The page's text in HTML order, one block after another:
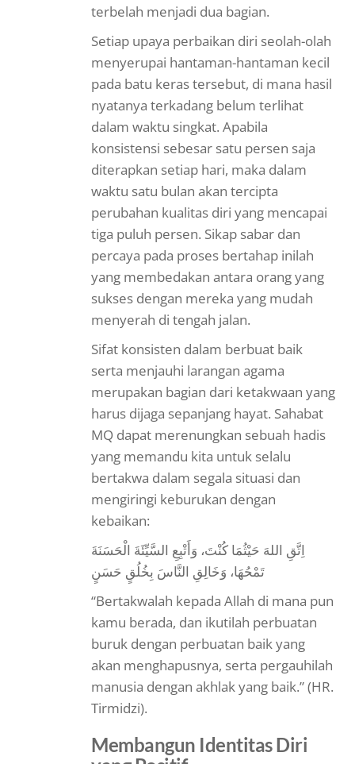
terbelah menjadi dua bagian.
Setiap upaya perbaikan diri seolah-olah
menyerupai hantaman-hantaman kecil
pada batu keras tersebut, di mana hasil
nyatanya terkadang belum terlihat
dalam waktu singkat. Apabila
konsistensi sebesar satu persen saja
diterapkan setiap hari, maka dalam
waktu satu bulan akan tercipta
perubahan kualitas diri yang mencapai
tiga puluh persen. Sikap sabar dan
percaya pada proses bertahap inilah
yang membedakan antara orang yang
sukses dengan mereka yang mudah
menyerah di tengah jalan.
Sifat konsisten dalam berbuat baik
serta menjauhi larangan agama
merupakan bagian dari ketakwaan yang
harus dijaga sepanjang hayat. Sahabat
MQ dapat merenungkan sebuah hadis
yang memandu kita untuk selalu
bertakwa dalam segala situasi dan
mengiringi keburukan dengan
kebaikan:
اِتَّقِ اللهَ حَيْثُمَا كُنْتَ، وَأَتْبِعِ السَّيِّئَةَ الْحَسَنَةَ
تَمْحُهَا، وَخَالِقِ النَّاسَ بِخُلُقٍ حَسَنٍ
“Bertakwalah kepada Allah di mana pun
kamu berada, dan ikutilah perbuatan
buruk dengan perbuatan baik yang
akan menghapusnya, serta pergauhilah
manusia dengan akhlak yang baik.” (HR.
Tirmidzi).
Membangun Identitas Diri